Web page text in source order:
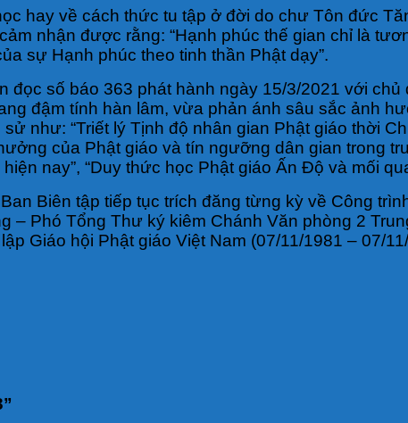
hay về cách thức tu tập ở đời do chư Tôn đức
nhận được rằng: “Hạnh phúc thế gian chỉ là
sự Hạnh phúc theo tinh thần Phật dạy”.
đọc số báo 363 phát hành ngày 15/3/2021 với
đậm tính hàn lâm, vừa phản ánh sâu sắc ảnh
như: “Triết lý Tịnh độ nhân gian Phật giáo thời
của Phật giáo và tín ngưỡng dân gian trong
nay”, “Duy thức học Phật giáo Ấn Độ và mối
Biên tập tiếp tục trích đăng từng kỳ về Công
– Phó Tổng Thư ký kiêm Chánh Văn phòng 2
Giáo hội Phật giáo Việt Nam (07/11/1981 – 07/
”